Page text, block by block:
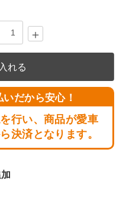
＋
れる
だから安心！
行い、商品が愛車
決済となります。